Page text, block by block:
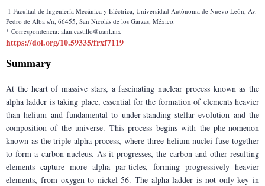
Pedro de Alba s/n, 66455, San Nicolás de los Garzas, México.
* Correspondencia: alan.castillo@uanl.mx
https://doi.org/10.59335/frxf7119
Summary
At the heart of massive stars, a fascinating nuclear process known as the
alpha ladder is taking place, essential for the formation of elements heavier
than helium and fundamental to under-standing stellar evolution and the
composition of the universe. This process begins with the phe-nomenon
known as the triple alpha process, where three helium nuclei fuse together
to form a carbon nucleus. As it progresses, the carbon and other resulting
elements capture more alpha par-ticles, forming progressively heavier
elements, from oxygen to nickel-56. The alpha ladder is not only key in